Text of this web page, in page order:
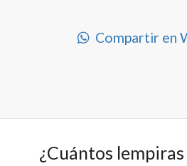
Compartir en
¿Cuántos